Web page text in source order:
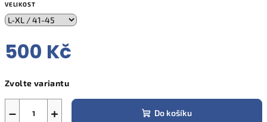
VELIKOST
500 Kč
cena:
Zvolte variantu
+
− Do košíku